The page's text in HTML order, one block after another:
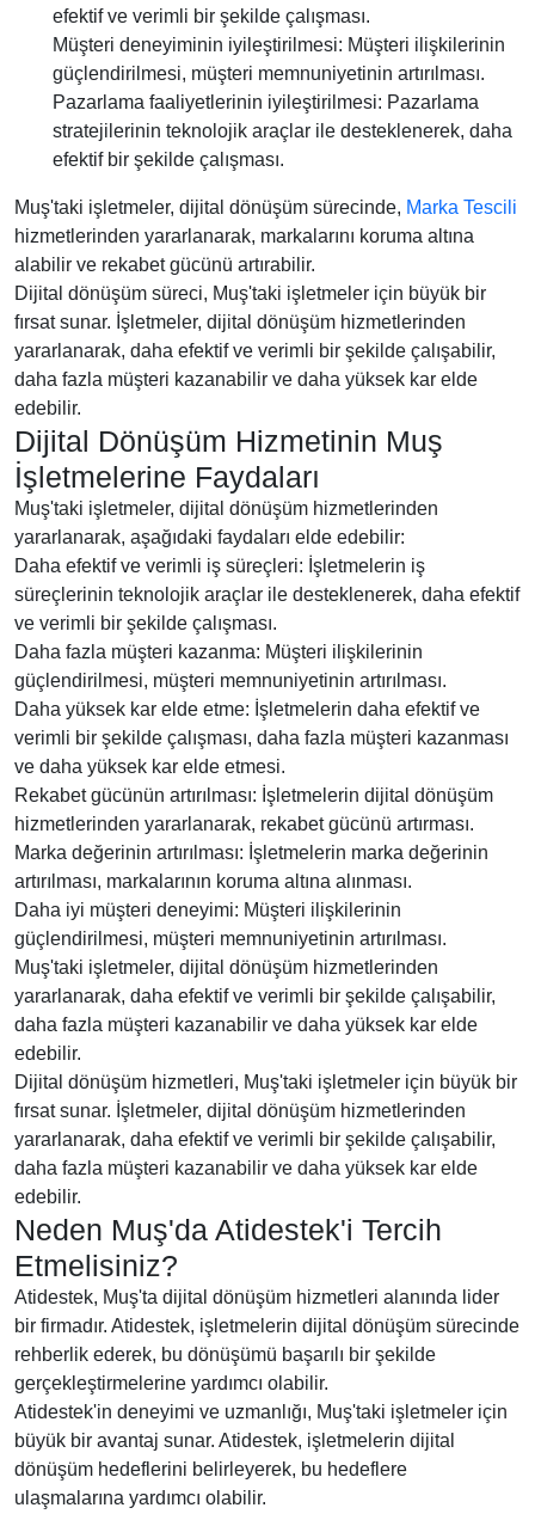
efektif ve verimli bir şekilde çalışması.
Müşteri deneyiminin iyileştirilmesi: Müşteri ilişkilerinin
güçlendirilmesi, müşteri memnuniyetinin artırılması.
Pazarlama faaliyetlerinin iyileştirilmesi: Pazarlama
stratejilerinin teknolojik araçlar ile desteklenerek, daha
efektif bir şekilde çalışması.
Muş'taki işletmeler, dijital dönüşüm sürecinde, Marka Tescili
hizmetlerinden yararlanarak, markalarını koruma altına
alabilir ve rekabet gücünü artırabilir.
Dijital dönüşüm süreci, Muş'taki işletmeler için büyük bir
fırsat sunar. İşletmeler, dijital dönüşüm hizmetlerinden
yararlanarak, daha efektif ve verimli bir şekilde çalışabilir,
daha fazla müşteri kazanabilir ve daha yüksek kar elde
edebilir.
Dijital Dönüşüm Hizmetinin Muş
İşletmelerine Faydaları
Muş'taki işletmeler, dijital dönüşüm hizmetlerinden
yararlanarak, aşağıdaki faydaları elde edebilir:
Daha efektif ve verimli iş süreçleri: İşletmelerin iş
süreçlerinin teknolojik araçlar ile desteklenerek, daha efektif
ve verimli bir şekilde çalışması.
Daha fazla müşteri kazanma: Müşteri ilişkilerinin
güçlendirilmesi, müşteri memnuniyetinin artırılması.
Daha yüksek kar elde etme: İşletmelerin daha efektif ve
verimli bir şekilde çalışması, daha fazla müşteri kazanması
ve daha yüksek kar elde etmesi.
Rekabet gücünün artırılması: İşletmelerin dijital dönüşüm
hizmetlerinden yararlanarak, rekabet gücünü artırması.
Marka değerinin artırılması: İşletmelerin marka değerinin
artırılması, markalarının koruma altına alınması.
Daha iyi müşteri deneyimi: Müşteri ilişkilerinin
güçlendirilmesi, müşteri memnuniyetinin artırılması.
Muş'taki işletmeler, dijital dönüşüm hizmetlerinden
yararlanarak, daha efektif ve verimli bir şekilde çalışabilir,
daha fazla müşteri kazanabilir ve daha yüksek kar elde
edebilir.
Dijital dönüşüm hizmetleri, Muş'taki işletmeler için büyük bir
fırsat sunar. İşletmeler, dijital dönüşüm hizmetlerinden
yararlanarak, daha efektif ve verimli bir şekilde çalışabilir,
daha fazla müşteri kazanabilir ve daha yüksek kar elde
edebilir.
Neden Muş'da Atidestek'i Tercih
Etmelisiniz?
Atidestek, Muş'ta dijital dönüşüm hizmetleri alanında lider
bir firmadır. Atidestek, işletmelerin dijital dönüşüm sürecinde
rehberlik ederek, bu dönüşümü başarılı bir şekilde
gerçekleştirmelerine yardımcı olabilir.
Atidestek'in deneyimi ve uzmanlığı, Muş'taki işletmeler için
büyük bir avantaj sunar. Atidestek, işletmelerin dijital
dönüşüm hedeflerini belirleyerek, bu hedeflere
ulaşmalarına yardımcı olabilir.